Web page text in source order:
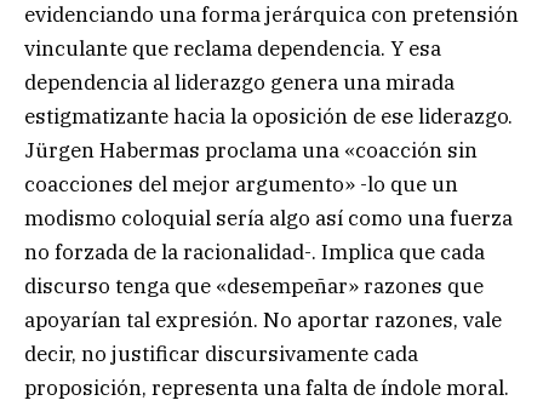
evidenciando una forma jerárquica con pretensión
vinculante que reclama dependencia. Y esa
dependencia al liderazgo genera una mirada
estigmatizante hacia la oposición de ese liderazgo.
Jürgen Habermas proclama una «coacción sin
coacciones del mejor argumento» -lo que un
modismo coloquial sería algo así como una fuerza
no forzada de la racionalidad-. Implica que cada
discurso tenga que «desempeñar» razones que
apoyarían tal expresión. No aportar razones, vale
decir, no justificar discursivamente cada
proposición, representa una falta de índole moral.